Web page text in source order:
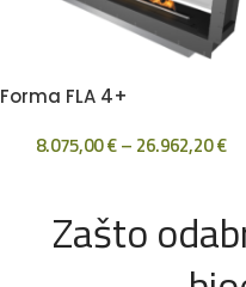
Forma FLA 4+
8.075,00€– 26.962,20€
Zašto